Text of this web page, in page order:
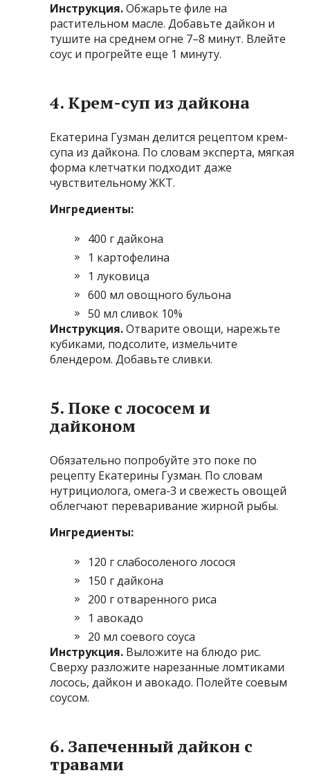
Инструкция.Обжарьте филе на
растительном масле. Добавьте дайкон и
тушите на среднем огне 7–8 минут. Влейте
соус и прогрейте еще 1 минуту.
4. Крем-суп из дайкона
Екатерина Гузман делится рецептом крем-
супа из дайкона. По словам эксперта, мягкая
форма клетчатки подходит даже
чувствительному ЖКТ.
Ингредиенты:
400 г дайкона
1 картофелина
1 луковица
600 мл овощного бульона
50 мл сливок 10%
Инструкция.Отварите овощи, нарежьте
кубиками, подсолите, измельчите
блендером. Добавьте сливки.
5. Поке с лососем и
дайконом
Обязательно попробуйте это поке по
рецепту Екатерины Гузман. По словам
нутрициолога, омега-3 и свежесть овощей
облегчают переваривание жирной рыбы.
Ингредиенты:
120 г слабосоленого лосося
150 г дайкона
200 г отваренного риса
1 авокадо
20 мл соевого соуса
Инструкция. Выложите на блюдо рис.
Сверху разложите нарезанные ломтиками
лосось, дайкон и авокадо. Полейте соевым
соусом.
6. Запеченный дайкон с
травами